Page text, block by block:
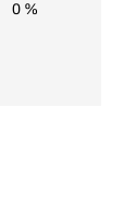
0 %